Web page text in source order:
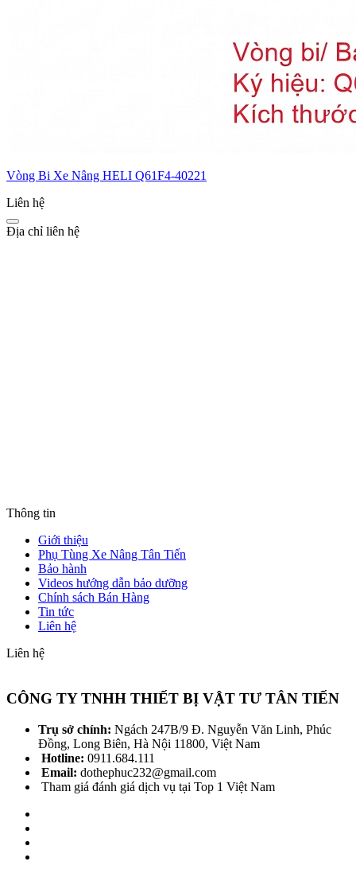
Vòng Bi Xe Nâng HELI Q61F4-40221
Liên hệ
Địa chỉ liên hệ
Thông tin
Giới thiệu
Phụ Tùng Xe Nâng Tân Tiến
Bảo hành
Videos hướng dẫn bảo dưỡng
Chính sách Bán Hàng
Tin tức
Liên hệ
Liên hệ
CÔNG TY TNHH THIẾT BỊ VẬT TƯ TÂN TIẾN
Trụ sở chính: Ngách 247B/9 Đ. Nguyễn Văn Linh, Phúc
Đồng, Long Biên, Hà Nội 11800, Việt Nam
Hotline: 0911.684.111
Email: dothephuc232@gmail.com
Tham giá đánh giá dịch vụ tại Top 1 Việt Nam